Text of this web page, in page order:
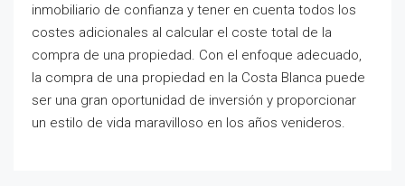
inmobiliario de confianza y tener en cuenta todos los
costes adicionales al calcular el coste total de la
compra de una propiedad. Con el enfoque adecuado,
la compra de una propiedad en la Costa Blanca puede
ser una gran oportunidad de inversión y proporcionar
un estilo de vida maravilloso en los años venideros.